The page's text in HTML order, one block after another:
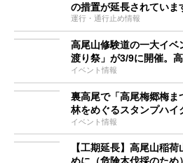
の措置が延長されていま
運行・通行止め情報
高尾山修験道の一大イベ
渡り祭」が3/9に開催。
イベント情報
裏高尾で「高尾梅郷梅
林をめぐるスタンプハイ
イベント情報
【工期延長】高尾山稲